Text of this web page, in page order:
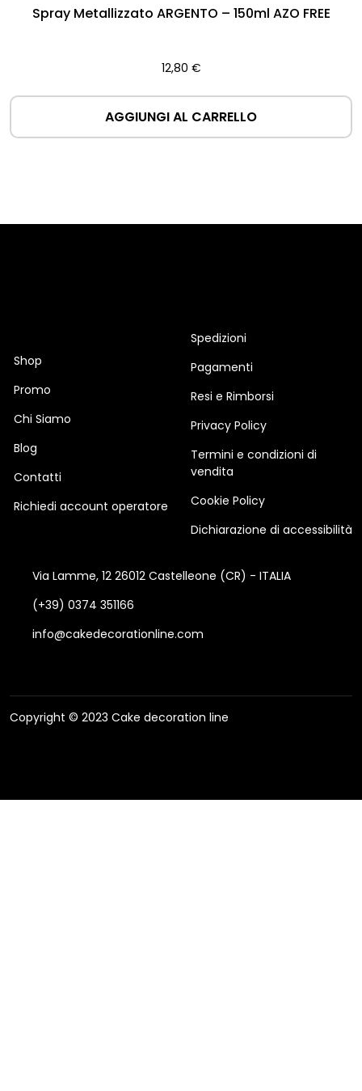
Spray Metallizzato ARGENTO – 150ml AZO FREE
12,80 €
AGGIUNGI AL CARRELLO
Shop
Promo
Chi Siamo
Blog
Contatti
Richiedi account operatore
Spedizioni
Pagamenti
Resi e Rimborsi
Privacy Policy
Termini e condizioni di
vendita
Cookie Policy
Dichiarazione di accessibilità
Via Lamme, 12 26012 Castelleone (CR) - ITALIA
(+39) 0374 351166
info@cakedecorationline.com
Copyright © 2023 Cake decoration line